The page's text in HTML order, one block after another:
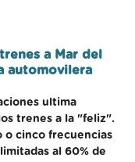
a Mar del
automovilera
ultima
trenes a la "feliz".
o cinco frecuencias
al 60% de